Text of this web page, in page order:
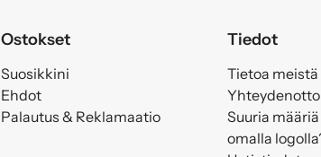
Ostokset
Suosikkini
Ehdot
Palautus & Reklamaatio
Tiedot
Tietoa meistä
Yhteydenotto
Suuria
omalla